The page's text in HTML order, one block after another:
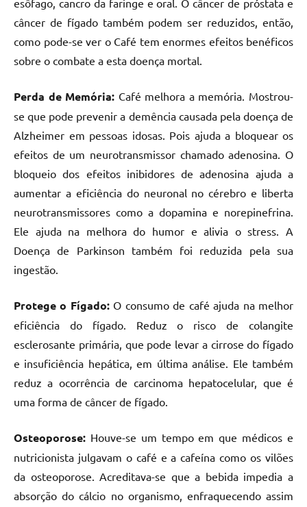
esôfago, cancro da faringe e oral. O câncer de próstata e
câncer de fígado também podem ser reduzidos, então,
como pode-se ver o Café tem enormes efeitos benéficos
sobre o combate a esta doença mortal.
Perda de Memória: Café melhora a memória. Mostrou-
se que pode prevenir a demência causada pela doença de
Alzheimer em pessoas idosas. Pois ajuda a bloquear os
efeitos de um neurotransmissor chamado adenosina. O
bloqueio dos efeitos inibidores de adenosina ajuda a
aumentar a eficiência do neuronal no cérebro e liberta
neurotransmissores como a dopamina e norepinefrina.
Ele ajuda na melhora do humor e alivia o stress. A
Doença de Parkinson também foi reduzida pela sua
ingestão.
Protege o Fígado:O consumo de café ajuda na melhor
eficiência do fígado. Reduz o risco de colangite
esclerosante primária, que pode levar a cirrose do fígado
e insuficiência hepática, em última análise. Ele também
reduz a ocorrência de carcinoma hepatocelular, que é
uma forma de câncer de fígado.
Osteoporose: Houve-se um tempo em que médicos e
nutricionista julgavam o café e a cafeína como os vilões
da osteoporose. Acreditava-se que a bebida impedia a
absorção do cálcio no organismo, enfraquecendo assim